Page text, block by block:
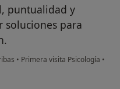
puntualidad y
para
• Primera visita Psicología •